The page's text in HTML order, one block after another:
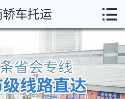
华北地区
华东地区
轿车托运 